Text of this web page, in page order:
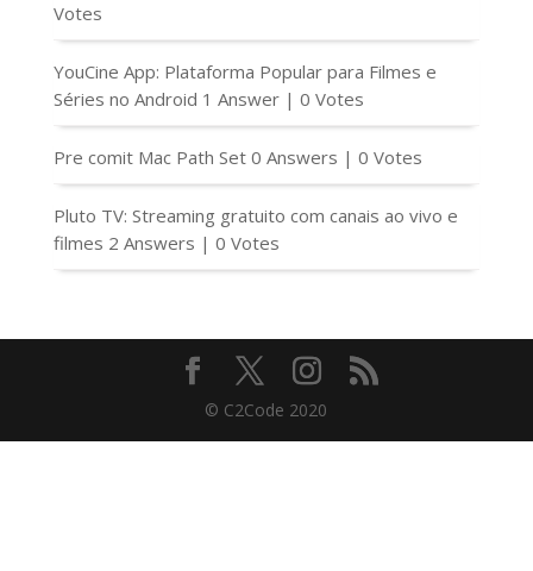
Votes
YouCine App: Plataforma Popular para Filmes e
Séries no Android 1 Answer | 0 Votes
Pre comit Mac Path Set 0 Answers | 0 Votes
Pluto TV: Streaming gratuito com canais ao vivo e
filmes 2 Answers | 0 Votes
© C2Code 2020